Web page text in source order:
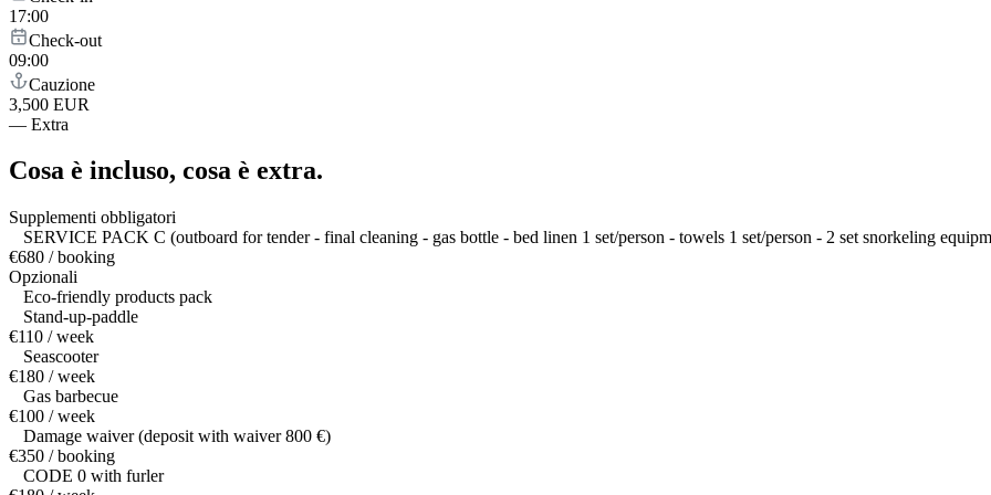
17:00
Check-out
09:00
Cauzione
3,500 EUR
— Extra
Cosa è incluso, cosa è extra.
Supplementi obbligatori
SERVICE PACK C (outboard for tender - final cleaning - gas bottle - bed linen 1 set/person - towels 1 set/person - 2 set snorkeling
€680 / booking
Opzionali
Eco-friendly products pack
Stand-up-paddle
€110 / week
Seascooter
€180 / week
Gas barbecue
€100 / week
Damage waiver (deposit with waiver 800 €)
€350 / booking
CODE 0 with furler